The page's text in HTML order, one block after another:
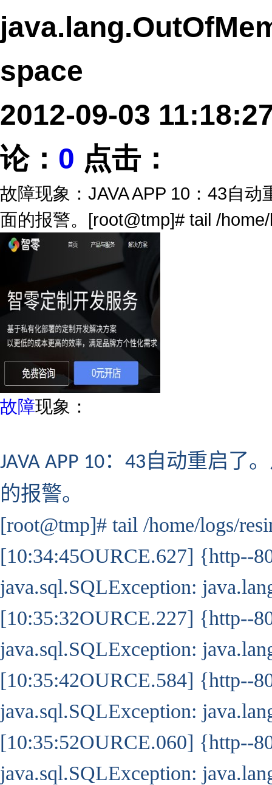
space
2012-09-03
论： 0 点击：
故障现象：JAVA APP 10：43自
面的报警。[root@tmp]# tail /
故障现象：
JAVA APP 10： 43自动重启了
的报警。
[root@tmp]# tail /home/logs/
[10:34:45OURCE.627] {http--
java.sql.SQLException:
[10:35:32OURCE.227] {http--
java.sql.SQLException:
[10:35:42OURCE.584] {http--
java.sql.SQLException:
[10:35:52OURCE.060] {http--
java.sql.SQLException: